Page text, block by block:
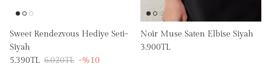
Sweet Rendezvous Hediye Seti-
Siyah
5.390TL 6.020TL -%10
Noir Muse Saten Elbise Siyah
3.900TL